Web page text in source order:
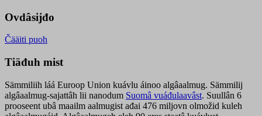
Ovdâsijđo
Čääiti puoh
Tiäđuh mist
Sämmiliih láá Euroop Union kuávlu áinoo algâaalmug. Sämmilij
algâaalmug-sajattâh lii nanodum Suomâ vuáđulaavâst. Suullân 6
prooseent ubâ maailm aalmugist ađai 476 miljovn olmožid kuleh